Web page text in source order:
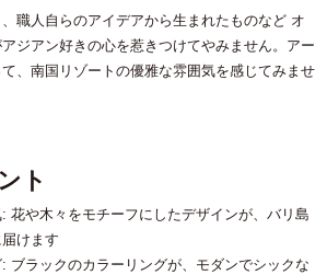
職人自らのアイデアから生まれたものなど オ
ジアン好きの心を惹きつけてやみません。アー
、南国リゾートの優雅な雰囲気を感じてみませ
ト
花や木々をモチーフにしたデザインが、バリ島
けます
ブラックのカラーリングが、モダンでシックな